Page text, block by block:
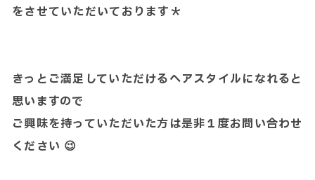
をさせていただいております＊
きっとご満足していただけるヘアスタイルになれると
思いますので
ご興味を持っていただいた方は是非１度お問い合わせ
ください 😉